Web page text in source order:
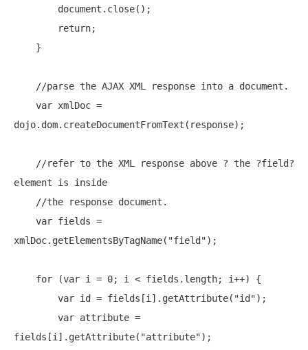
return;
//parse the AJAX XML response into a document.
var xmlDoc =
dojo.dom.createDocumentFromText(response);
//refer to the XML response above ? the ?field?
element is inside
//the response document.
var fields =
xmlDoc.getElementsByTagName( "field");
for (var i = 0; i < fields.length; i++) {
var id = fields[i].getAttribute( "id");
var attribute =
fields[i].getAttribute( "attribute");